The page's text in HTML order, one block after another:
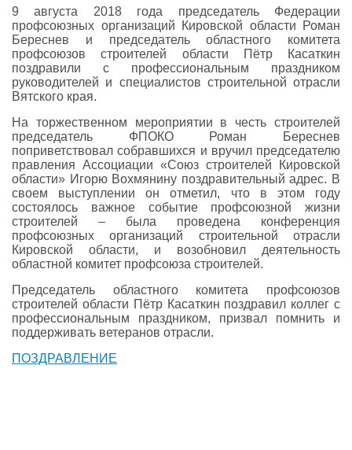
9 августа 2018 года председатель Федерации
профсоюзных организаций Кировской области Роман
Береснев и председатель областного комитета
профсоюзов строителей области Пётр Касаткин
поздравили с профессиональным праздником
руководителей и специалистов строительной отрасли
Вятского края.
На торжественном мероприятии в честь строителей
председатель ФПОКО Роман Береснев
поприветствовал собравшихся и вручил председателю
правления Ассоциации «Союз строителей Кировской
области» Игорю Вохмянину поздравительный адрес. В
своем выступлении он отметил, что в этом году
состоялось важное событие профсоюзной жизни
строителей – была проведена конференция
профсоюзных организаций строительной отрасли
Кировской области, и возобновил деятельность
областной комитет профсоюза строителей.
Председатель областного комитета профсоюзов
строителей области Пётр Касаткин поздравил коллег с
профессиональным праздником, призвал помнить и
поддерживать ветеранов отрасли.
ПОЗДРАВЛЕНИЕ